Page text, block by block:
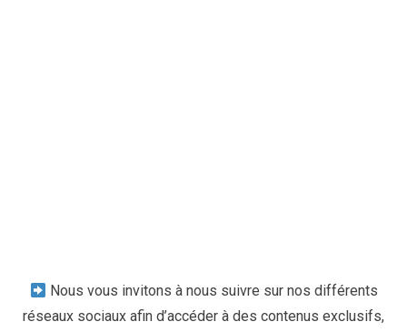
Nous vous invitons à nous suivre sur nos différents
réseaux sociaux afin d’accéder à des contenus exclusifs,